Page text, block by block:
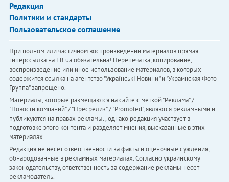
Редакция
Политики и стандарты
Пользовательское соглашение
При полном или частичном воспроизведении материалов прямая
гиперссылка на LB.ua обязательна! Перепечатка, копирование,
воспроизведение или иное использование материалов, в которых
содержится ссылка на агентство "Українськi Новини" и "Украинская Фото
Группа" запрещено.
Материалы, которые размещаются на сайте с меткой "Реклама" /
"Новости компаний" / "Пресрелиз" / "Promoted", являются рекламными и
публикуются на правах рекламы. , однако редакция участвует в
подготовке этого контента и разделяет мнения, высказанные в этих
материалах.
Редакция не несет ответственности за факты и оценочные суждения,
обнародованные в рекламных материалах. Согласно украинскому
законодательству, ответственность за содержание рекламы несет
рекламодатель.